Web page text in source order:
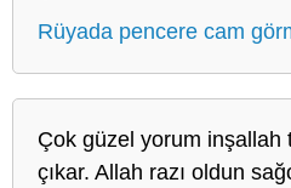
Rüyada pencere cam
Çok güzel yorum inşallah
çıkar. Allah razı oldun